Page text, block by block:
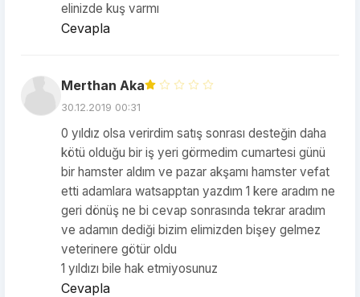
elinizde kuş varmı
Cevapla
Merthan Aka
30.12.2019 00:31
0 yıldız olsa verirdim satış sonrası desteğin daha
kötü olduğu bir iş yeri görmedim cumartesi günü
bir hamster aldım ve pazar akşamı hamster vefat
etti adamlara watsapptan yazdım 1 kere aradım ne
geri dönüş ne bi cevap sonrasında tekrar aradım
ve adamın dediği bizim elimizden bişey gelmez
veterinere götür oldu
1 yıldızı bile hak etmiyosunuz
Cevapla